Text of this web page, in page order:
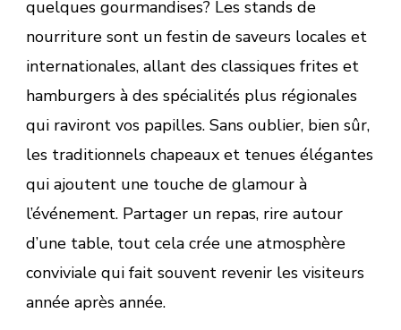
quelques gourmandises? Les stands de
nourriture sont un festin de saveurs locales et
internationales, allant des classiques frites et
hamburgers à des spécialités plus régionales
qui raviront vos papilles. Sans oublier, bien sûr,
les traditionnels chapeaux et tenues élégantes
qui ajoutent une touche de glamour à
l’événement. Partager un repas, rire autour
d’une table, tout cela crée une atmosphère
conviviale qui fait souvent revenir les visiteurs
année après année.